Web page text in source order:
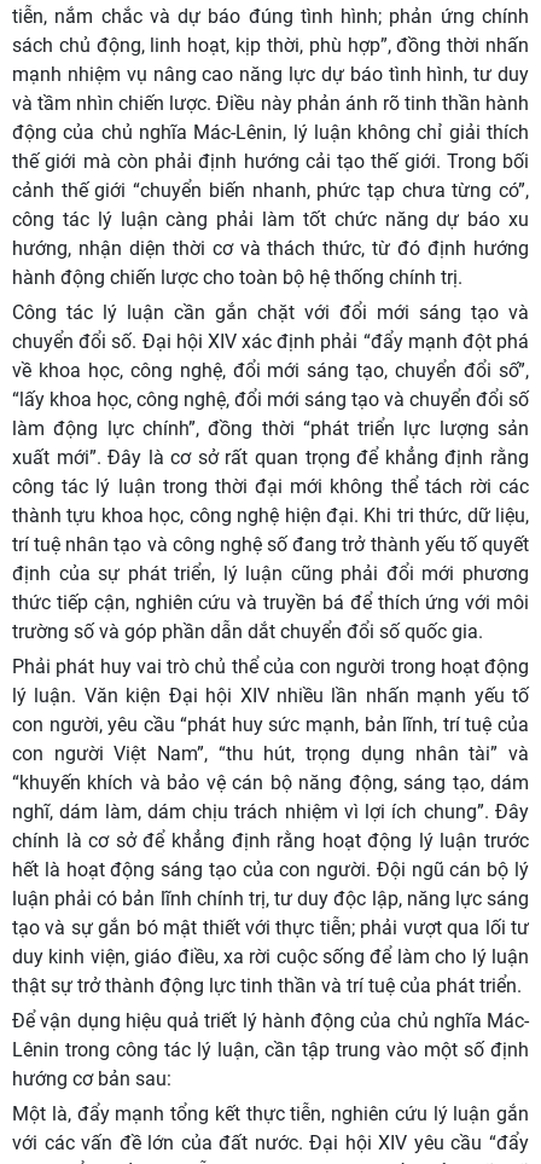
tiễn, nắm chắc và dự báo đúng tình hình; phản ứng chính
sách chủ động, linh hoạt, kịp thời, phù hợp”, đồng thời nhấn
mạnh nhiệm vụ nâng cao năng lực dự báo tình hình, tư duy
và tầm nhìn chiến lược. Điều này phản ánh rõ tinh thần hành
động của chủ nghĩa Mác-Lênin, lý luận không chỉ giải thích
thế giới mà còn phải định hướng cải tạo thế giới. Trong bối
cảnh thế giới “chuyển biến nhanh, phức tạp chưa từng có”,
công tác lý luận càng phải làm tốt chức năng dự báo xu
hướng, nhận diện thời cơ và thách thức, từ đó định hướng
hành động chiến lược cho toàn bộ hệ thống chính trị.
Công tác lý luận cần gắn chặt với đổi mới sáng tạo và
chuyển đổi số. Đại hội XIV xác định phải “đẩy mạnh đột phá
về khoa học, công nghệ, đổi mới sáng tạo, chuyển đổi số”,
“lấy khoa học, công nghệ, đổi mới sáng tạo và chuyển đổi số
làm động lực chính”, đồng thời “phát triển lực lượng sản
xuất mới”. Đây là cơ sở rất quan trọng để khẳng định rằng
công tác lý luận trong thời đại mới không thể tách rời các
thành tựu khoa học, công nghệ hiện đại. Khi tri thức, dữ liệu,
trí tuệ nhân tạo và công nghệ số đang trở thành yếu tố quyết
định của sự phát triển, lý luận cũng phải đổi mới phương
thức tiếp cận, nghiên cứu và truyền bá để thích ứng với môi
trường số và góp phần dẫn dắt chuyển đổi số quốc gia.
Phải phát huy vai trò chủ thể của con người trong hoạt động
lý luận. Văn kiện Đại hội XIV nhiều lần nhấn mạnh yếu tố
con người, yêu cầu “phát huy sức mạnh, bản lĩnh, trí tuệ của
con người Việt Nam”, “thu hút, trọng dụng nhân tài” và
“khuyến khích và bảo vệ cán bộ năng động, sáng tạo, dám
nghĩ, dám làm, dám chịu trách nhiệm vì lợi ích chung”. Đây
chính là cơ sở để khẳng định rằng hoạt động lý luận trước
hết là hoạt động sáng tạo của con người. Đội ngũ cán bộ lý
luận phải có bản lĩnh chính trị, tư duy độc lập, năng lực sáng
tạo và sự gắn bó mật thiết với thực tiễn; phải vượt qua lối tư
duy kinh viện, giáo điều, xa rời cuộc sống để làm cho lý luận
thật sự trở thành động lực tinh thần và trí tuệ của phát triển.
Để vận dụng hiệu quả triết lý hành động của chủ nghĩa Mác-
Lênin trong công tác lý luận, cần tập trung vào một số định
hướng cơ bản sau:
Một là, đẩy mạnh tổng kết thực tiễn, nghiên cứu lý luận gắn
với các vấn đề lớn của đất nước. Đại hội XIV yêu cầu “đẩy